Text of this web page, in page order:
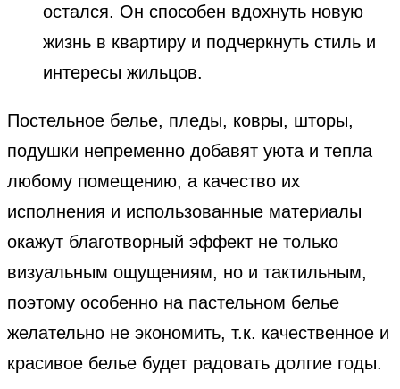
остался. Он способен вдохнуть новую
жизнь в квартиру и подчеркнуть стиль и
интересы жильцов.
Постельное белье, пледы, ковры, шторы,
подушки непременно добавят уюта и тепла
любому помещению, а качество их
исполнения и использованные материалы
окажут благотворный эффект не только
визуальным ощущениям, но и тактильным,
поэтому особенно на пастельном белье
желательно не экономить, т.к. качественное и
красивое белье будет радовать долгие годы.